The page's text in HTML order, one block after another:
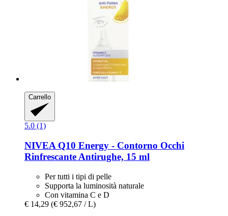
Carrello
5.0 (1)
NIVEA Q10 Energy -​ Contorno Occhi
Rinfrescante Antirughe, 15 ml
Per tutti i tipi di pelle
Supporta la luminosità naturale
Con vitamina C e D
€ 14,29 (€ 952,67 / L)